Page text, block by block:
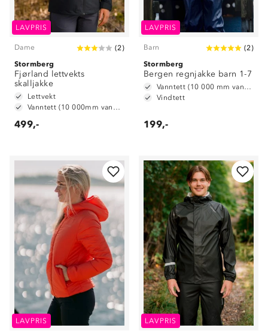
LAVPRIS
Dame (2)
Stormberg
Fjørland lettvekts
skalljakke
Lettvekt
Vanntett (10 000mm vannsøyle)
499,-
LAVPRIS
Barn (2)
Stormberg
Bergen regnjakke barn 1-7
Vanntett (10 000 mm vannsøyle)
Vindtett
199,-
LAVPRIS LAVPRIS